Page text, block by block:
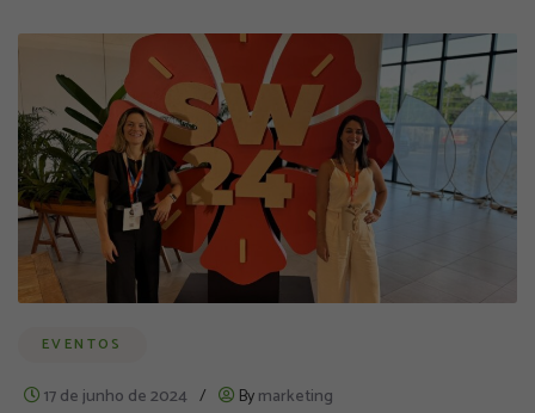
EVENTOS
17 de junho de 2024 / Bymarketing